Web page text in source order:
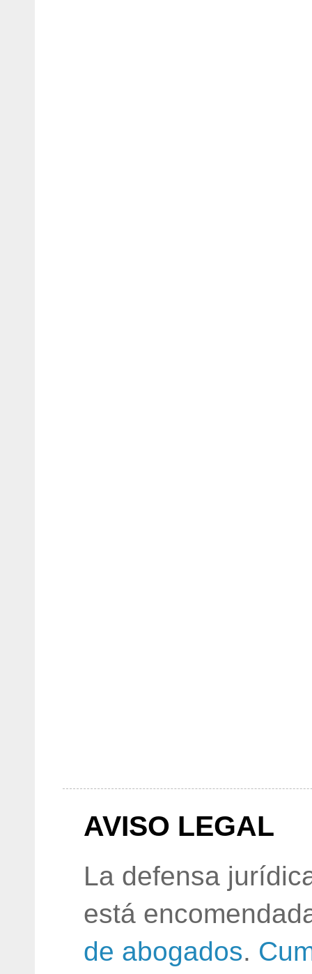
AVISO LEGAL
La defensa
está
de abogados.